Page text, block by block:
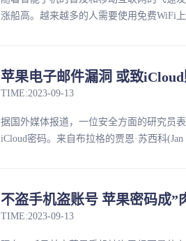
涨船高。越来越多的人需要使用免费WiFi
苹果电子邮件漏洞 或致
TIME:2023-09-13
据国外媒体报道，一位安全方面的研究员
iCloud密码。来自布拉格的贾恩·苏西科
不盗手机盗账号 苹果密码成”
TIME:2023-09-13